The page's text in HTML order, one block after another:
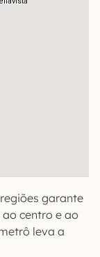
garante
centro e ao
leva a